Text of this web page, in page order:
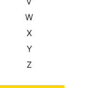
W
X
Y
Z